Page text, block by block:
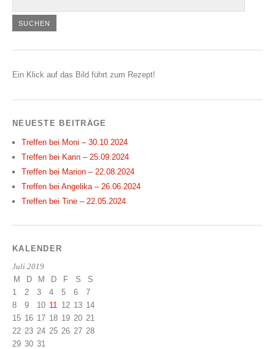
Ein Klick auf das Bild führt zum Rezept!
NEUESTE BEITRÄGE
Treffen bei Moni – 30.10.2024
Treffen bei Karin – 25.09.2024
Treffen bei Marion – 22.08.2024
Treffen bei Angelika – 26.06.2024
Treffen bei Tine – 22.05.2024
KALENDER
Juli 2019
M D M D F S
S
1
2 3 4 5 6
7
8
9 10 11 12 13 14
15 16 17 18 19 20 21
22 23 24 25 26 27 28
29 30 31